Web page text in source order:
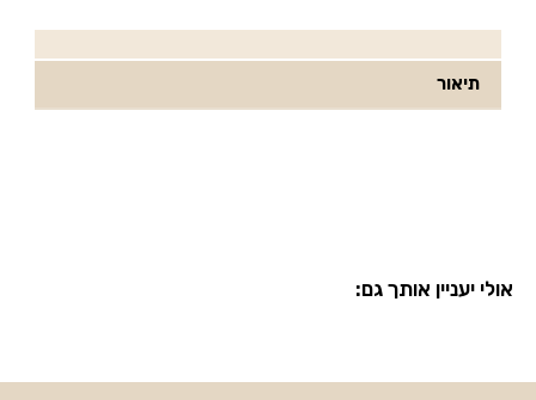
תיאור
אולי יעניין אותך גם: